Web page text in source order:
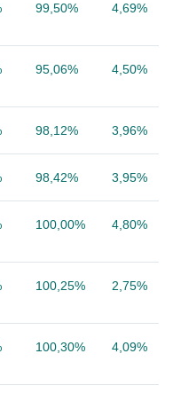
99,50% 4,69%
95,06% 4,50%
98,12% 3,96%
98,42% 3,95%
100,00% 4,80%
100,25% 2,75%
100,30% 4,09%